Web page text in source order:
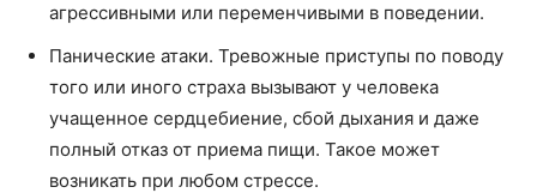
агрессивными или переменчивыми в поведении.
Панические атаки. Тревожные приступы по поводу
того или иного страха вызывают у человека
учащенное сердцебиение, сбой дыхания и даже
полный отказ от приема пищи. Такое может
возникать при любом стрессе.